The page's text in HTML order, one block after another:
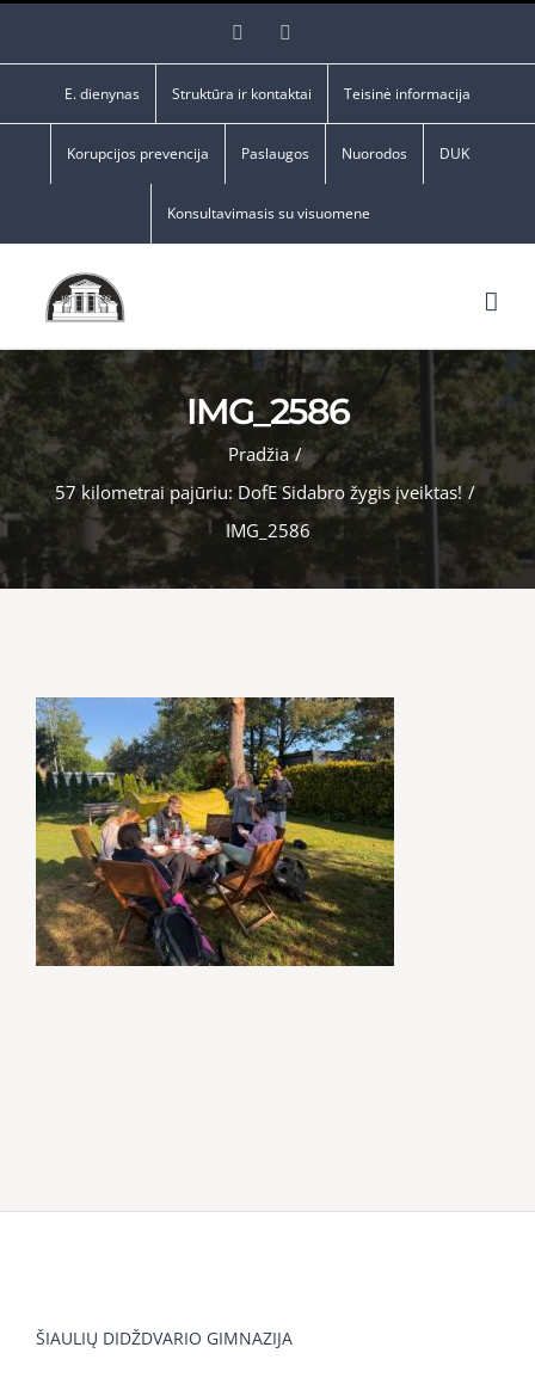
Facebook
E. dienynas Struktūra ir kontaktai Teisinė informacija
Korupcijos prevencija Paslaugos Nuorodos DUK
Konsultavimasis su visuomene
IMG_2586
Pradžia /
57 kilometrai pajūriu: DofE Sidabro žygis įveiktas! /
IMG_2586
ŠIAULIŲ DIDŽDVARIO GIMNAZIJA